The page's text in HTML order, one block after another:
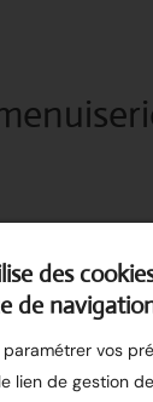
des
de
paramétrer vos
lien de gestion